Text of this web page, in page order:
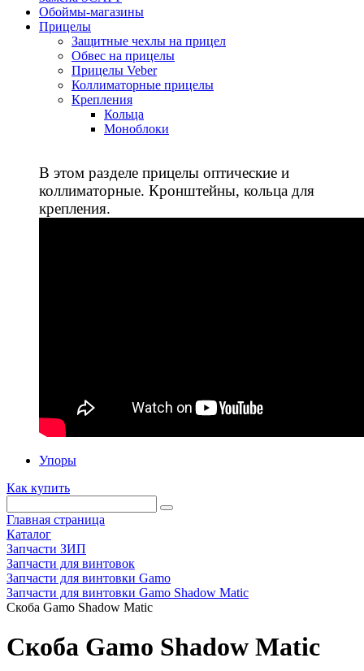
Обоймы-магазины
Прицелы
Защитные чехлы на прицел
Обвес на прицелы
Прицелы Veber
Коллиматорные прицелы
Крепления
Кольца
Моноблоки
В этом разделе прицелы оптические и
коллиматорные. Кронштейны, кольца для
крепления.
Упоры
Как купить
Главная страница
Каталог
Запчасти ЗИП
Запчасти для винтовок
Запчасти для винтовки Gamo
Запчасти для винтовки Gamo Shadow Matic
Скоба Gamo Shadow Matic
Скоба Gamo Shadow Matic